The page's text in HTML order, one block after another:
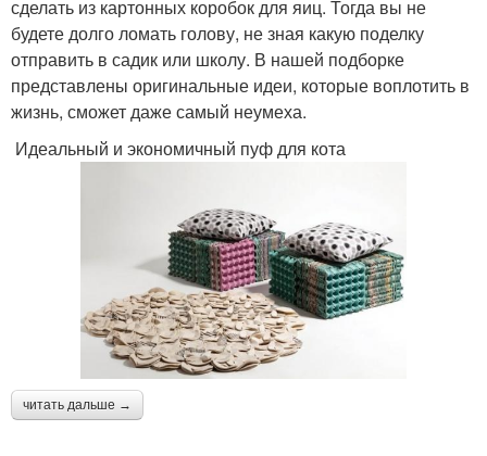
сделать из картонных коробок для яиц. Тогда вы не
будете долго ломать голову, не зная какую поделку
отправить в садик или школу. В нашей подборке
представлены оригинальные идеи, которые воплотить в
жизнь, сможет даже самый неумеха.
Идеальный и экономичный пуф для кота
читать дальше →